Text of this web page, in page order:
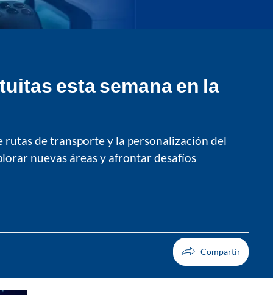
esta semana en la
rutas de transporte y la personalización del
nuevas áreas y afrontar desafíos